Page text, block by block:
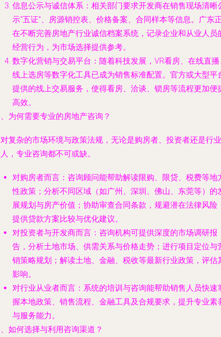
信息公示与诚信体系 ：相关部门要求开发商在销售现场清晰
示“五证”、房源销控表、价格备案、合同样本等信息。广东
在不断完善房地产行业诚信档案系统，记录企业和从业人员
经营行为，为市场选择提供参考。
数字化营销与交易平台 ：随着科技发展，VR看房、在线直
线上选房等数字化工具已成为销售标准配置。官方或大型平
提供的线上交易服务，使得看房、洽谈、锁房等流程更加便
高效。
为何需要专业的房地产咨询？
复杂的市场环境与政策法规，无论是购房者、投资者还是行业
，专业咨询都不可或缺。
对购房者而言 ：咨询顾问能帮助解读限购、限贷、税费等地
性政策；分析不同区域（如广州、深圳、佛山、东莞等）的
展规划与房产价值；协助审查合同条款，规避潜在法律风险
提供贷款方案比较与优化建议。
对投资者与开发商而言 ：咨询机构可提供深度的市场调研报
告，分析土地市场、供需关系与价格走势；进行项目定位与
销策略规划；解读土地、金融、税收等最新行业政策，评估
影响。
对行业从业者而言 ：系统的培训与咨询能帮助销售人员快速
握本地政策、销售流程、金融工具及合规要求，提升专业素
与服务能力。
如何选择与利用咨询渠道？